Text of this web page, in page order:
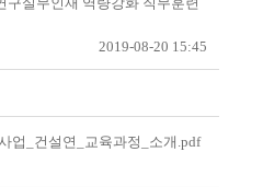
2019-08-20 15:45
업_건설연_교육과정_소개.pdf